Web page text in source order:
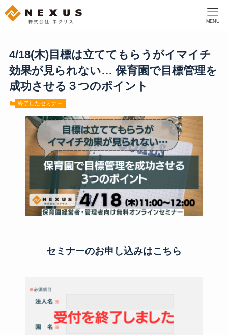
MENU
4/18(木)目標は立ててもらうがイマイチ
効果が見られない… 保育園で目標管理を
成功させる３つのポイント
終了したセミナー
セミナーのお申し込みはこちら